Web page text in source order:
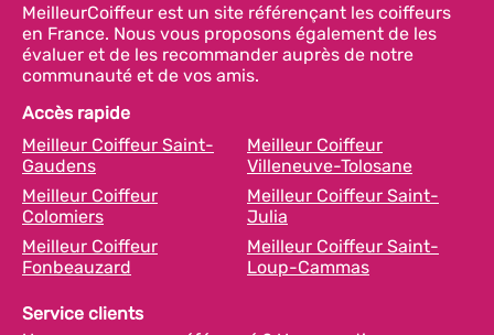
MeilleurCoiffeur est un site référençant les coiffeurs
en France. Nous vous proposons également de les
évaluer et de les recommander auprès de notre
communauté et de vos amis.
Accès rapide
Meilleur Coiffeur Saint-
Gaudens
Meilleur Coiffeur
Villeneuve-Tolosane
Meilleur Coiffeur
Colomiers
Meilleur Coiffeur Saint-
Julia
Meilleur Coiffeur
Fonbeauzard
Meilleur Coiffeur Saint-
Loup-Cammas
Service clients